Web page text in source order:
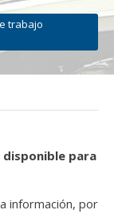
trabajo
para
información, por